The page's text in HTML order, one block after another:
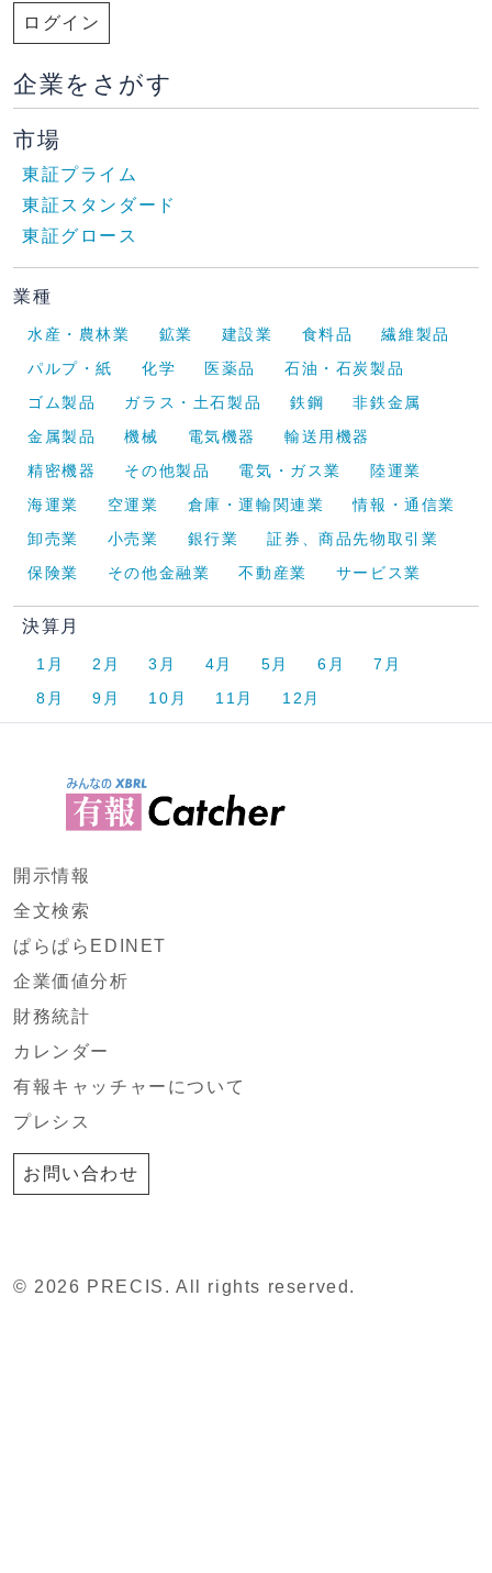
ログイン
企業をさがす
市場
東証プライム
東証スタンダード
東証グロース
業種
水産・農林業 鉱業 建設業 食料品
繊維製品
パルプ・紙
化学 医薬品
石油・石炭製品
ゴム製品
ガラス・土石製品 鉄鋼
非鉄金属
金属製品
機械 電気機器
輸送用機器
精密機器
その他製品 電気・ガス業
陸運業
海運業
空運業 倉庫・運輸関連業
情報・通信業
卸売業
小売業 銀行業
証券、商品先物取引業
保険業
その他金融業 不動産業 サービス業
決算月
1月 2月 3月 4月 5月 6月
7月
8月
9月 10月 11月 12月
開示情報
全文検索
ぱらぱらEDINET
企業価値分析
財務統計
カレンダー
有報キャッチャーについて
プレシス
お問い合わせ
© 2026 PRECIS. All rights reserved.